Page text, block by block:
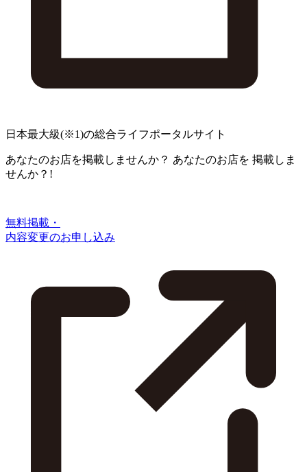
日本最大級(※1)の総合ライフポータルサイト
あなたのお店を掲載しませんか？ あなたのお店を 掲載しま
せんか？!
無料掲載・
内容変更のお申し込み